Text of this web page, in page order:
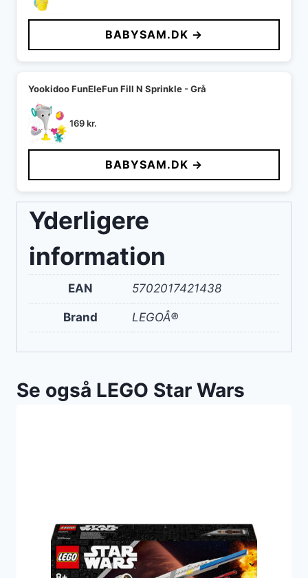
BABYSAM.DK →
Yookidoo FunEleFun Fill N Sprinkle - Grå
169kr.
BABYSAM.DK →
Yderligere
information
EAN 5702017421438
Brand LEGOÂ®
Se også LEGO Star Wars